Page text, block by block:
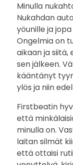
Minulla
Nukahdan
yöunille ja
Ongelmia on
aikaan ja
sen jälkeen.
kääntänyt
ylös ja niin
Firstbeatin
että
minulla on.
laitan silmät
että ottaisi